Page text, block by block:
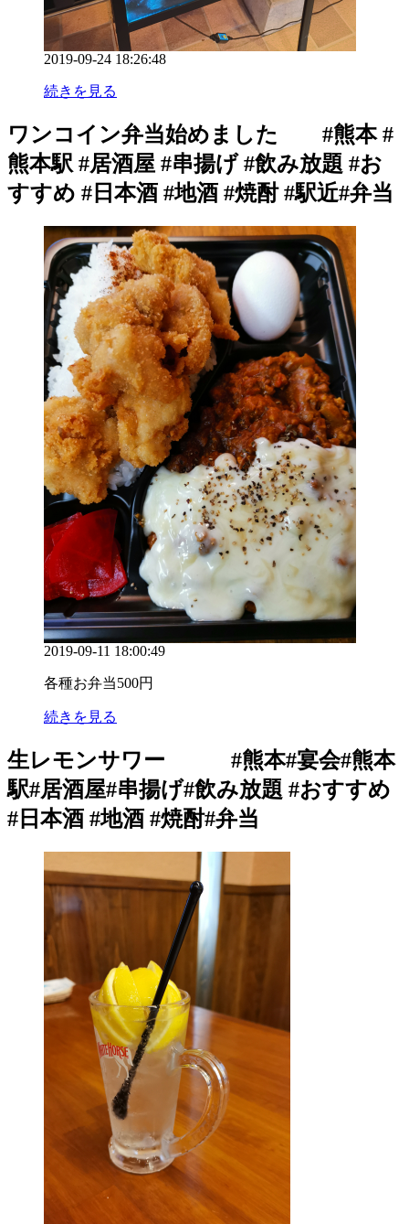
2019-09-24 18:26:48
続きを見る
ワンコイン弁当始めました #熊本 #
熊本駅 #居酒屋 #串揚げ #飲み放題 #お
すすめ #日本酒 #地酒 #焼酎 #駅近#弁当
2019-09-11 18:00:49
各種お弁当500円
続きを見る
生レモンサワー #熊本#宴会#熊本
駅#居酒屋#串揚げ#飲み放題 #おすすめ
#日本酒 #地酒 #焼酎#弁当